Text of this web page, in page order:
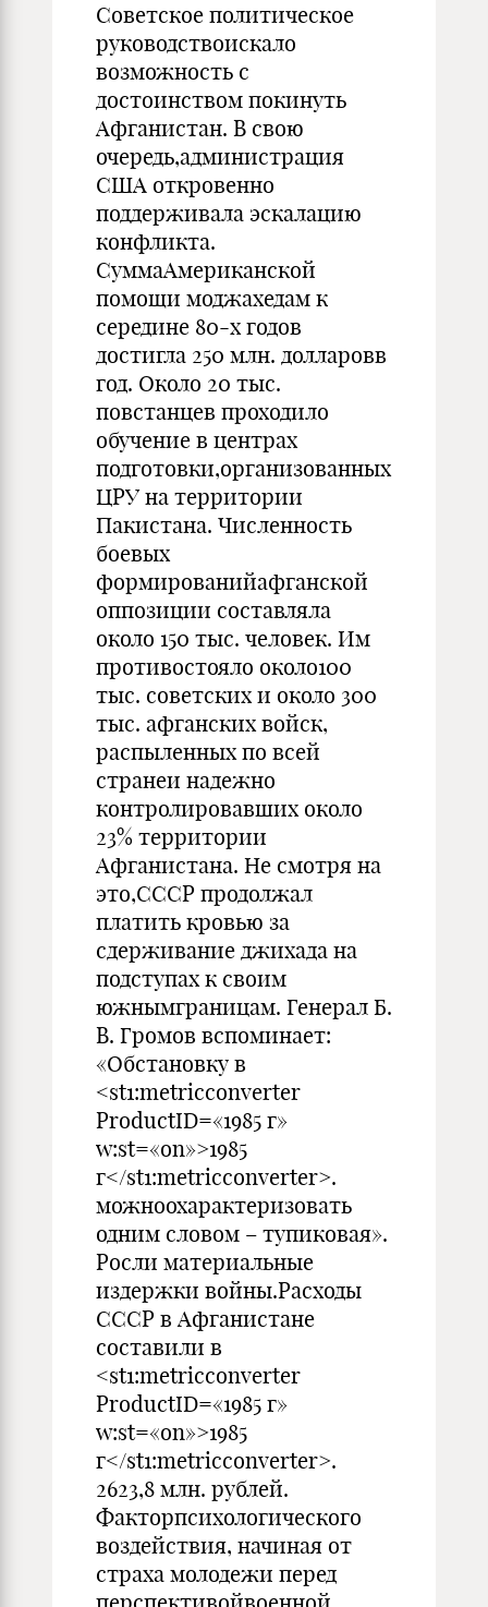
Советское политическое
руководствоискало
возможность с
достоинством покинуть
Афганистан. В свою
очередь,администрация
США откровенно
поддерживала эскалацию
конфликта.
СуммаАмериканской
помощи моджахедам к
середине 80-х годов
достигла 250 млн. долларовв
год. Около 20 тыс.
повстанцев проходило
обучение в центрах
подготовки,организованных
ЦРУ на территории
Пакистана. Численность
боевых
формированийафганской
оппозиции составляла
около 150 тыс. человек. Им
противостояло около100
тыс. советских и около 300
тыс. афганских войск,
распыленных по всей
странеи надежно
контролировавших около
23% территории
Афганистана. Не смотря на
это,СССР продолжал
платить кровью за
сдерживание джихада на
подступах к своим
южнымграницам. Генерал Б.
В. Громов вспоминает:
«Обстановку в
<st1:metricconverter
ProductID=«1985 г»
w:st=«on»>1985
г</st1:metricconverter>.
можноохарактеризовать
одним словом – тупиковая».
Росли материальные
издержки войны.Расходы
СССР в Афганистане
составили в
<st1:metricconverter
ProductID=«1985 г»
w:st=«on»>1985
г</st1:metricconverter>.
2623,8 млн. рублей.
Факторпсихологического
воздействия, начиная от
страха молодежи перед